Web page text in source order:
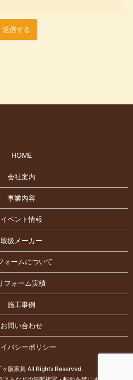
HOME
会社案内
事業内容
イベント情報
取扱メーカー
ォームについて
フォーム実績
施工事例
お問い合わせ
バシーポリシー
阪家具 All Rights Reserved.